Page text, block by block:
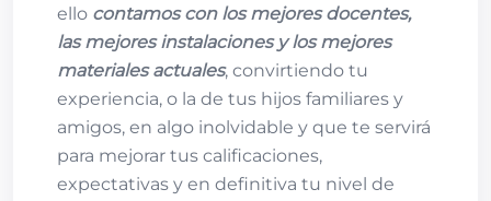
ello contamos con los mejores docentes,
las mejores instalaciones y los mejores
materiales actuales, convirtiendo tu
experiencia, o la de tus hijos familiares y
amigos, en algo inolvidable y que te servirá
para mejorar tus calificaciones,
expectativas y en definitiva tu nivel de